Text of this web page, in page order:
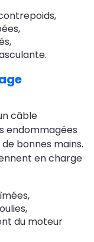
câble
endommagées
bonnes mains.
en charge
du moteur